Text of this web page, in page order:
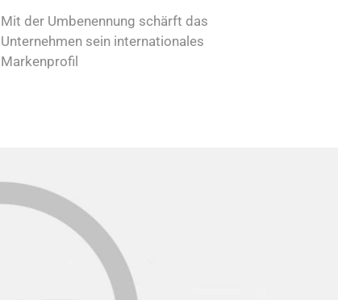
Mit der Umbenennung schärft das
Unternehmen sein internationales
Markenprofil